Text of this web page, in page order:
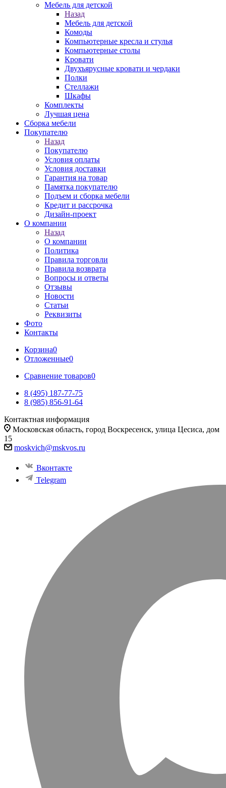
Мебель для детской
Назад
Мебель для детской
Комоды
Компьютерные кресла и стулья
Компьютерные столы
Кровати
Двухъярусные кровати и чердаки
Полки
Стеллажи
Шкафы
Комплекты
Лучшая цена
Сборка мебели
Покупателю
Назад
Покупателю
Условия оплаты
Условия доставки
Гарантия на товар
Памятка покупателю
Подъем и сборка мебели
Кредит и рассрочка
Дизайн-проект
О компании
Назад
О компании
Политика
Правила торговли
Правила возврата
Вопросы и ответы
Отзывы
Новости
Статьи
Реквизиты
Фото
Контакты
Корзина0
Отложенные0
Сравнение товаров0
8 (495) 187-77-75
8 (985) 856-91-64
Контактная информация
Московская область, город Воскресенск, улица Цесиса, дом
15
moskvich@mskvos.ru
Вконтакте
Telegram